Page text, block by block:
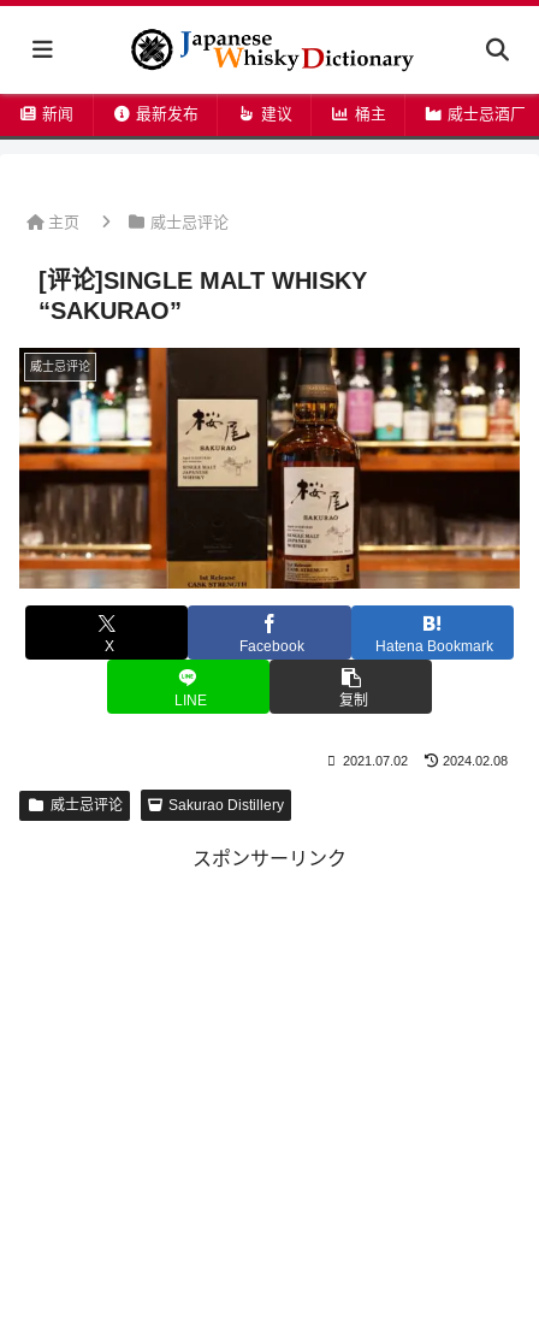
新闻 最新发布 建议 桶主 威士忌酒厂
主页 威士忌评论
[评论]SINGLE MALT WHISKY
“SAKURAO”
威士忌评论
X Facebook Hatena Bookmark
LINE 复制
2021.07.02 2024.02.08
威士忌评论 Sakurao Distillery
スポンサーリンク